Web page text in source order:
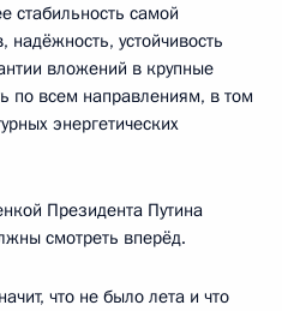
стабильность самой
устойчивость
вложений в крупные
по всем направлениям, в том
энергетических
Президента Путина
смотреть вперёд.
что не было лета и что